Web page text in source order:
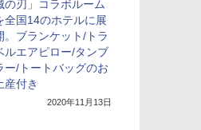
の刃」コラボルーム
全国14のホテルに展
。ブランケット/トラ
ルエアピロー/タンブ
ー/トートバッグのお
産付き
2020年11月13日